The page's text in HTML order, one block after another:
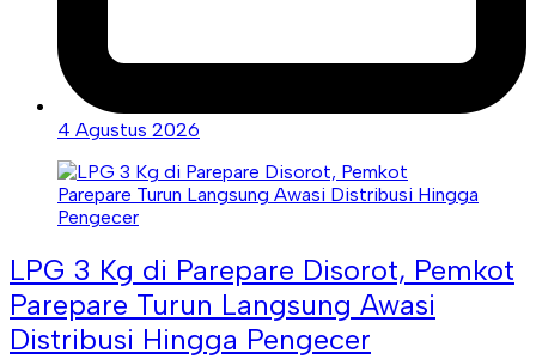
4 Agustus 2026
LPG 3 Kg di Parepare Disorot, Pemkot
Parepare Turun Langsung Awasi
Distribusi Hingga Pengecer